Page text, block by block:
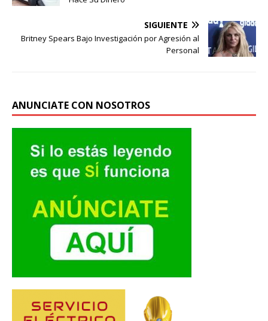
SIGUIENTE
Britney Spears Bajo Investigación por Agresión al
Personal
ANUNCIATE CON NOSOTROS